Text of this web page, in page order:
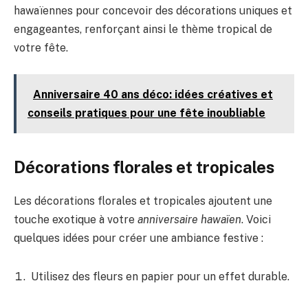
hawaïennes pour concevoir des décorations uniques et
engageantes, renforçant ainsi le thème tropical de
votre fête.
Anniversaire 40 ans déco: idées créatives et
conseils pratiques pour une fête inoubliable
Décorations florales et tropicales
Les décorations florales et tropicales ajoutent une
touche exotique à votre anniversaire hawaïen. Voici
quelques idées pour créer une ambiance festive :
Utilisez des fleurs en papier pour un effet durable.